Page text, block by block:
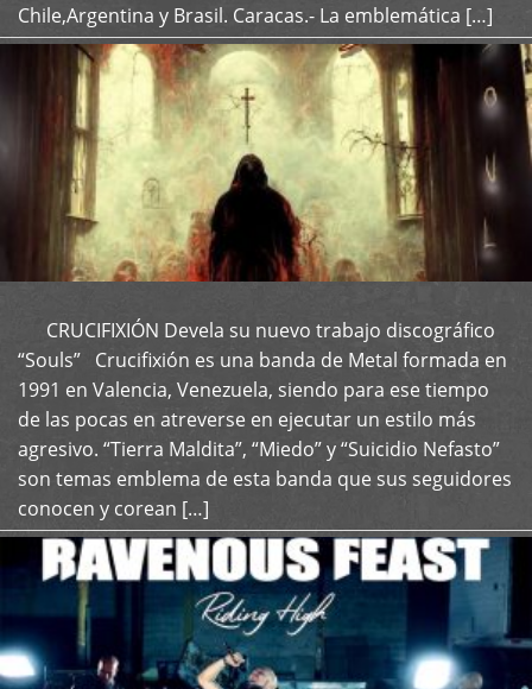
Chile,Argentina y Brasil. Caracas.- La emblemática […]
CRUCIFIXIÓN Devela su nuevo trabajo discográfico
“Souls” Crucifixión es una banda de Metal formada en
1991 en Valencia, Venezuela, siendo para ese tiempo
de las pocas en atreverse en ejecutar un estilo más
agresivo. “Tierra Maldita”, “Miedo” y “Suicidio Nefasto”
son temas emblema de esta banda que sus seguidores
conocen y corean […]
+